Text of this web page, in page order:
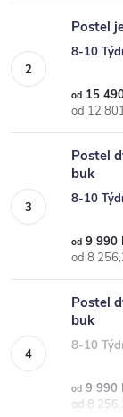
Postel
8-10
od 15
od 12
Postel
buk
8-10
od 9 990
od 8
Postel
buk
8-10
od 9 990
od 8